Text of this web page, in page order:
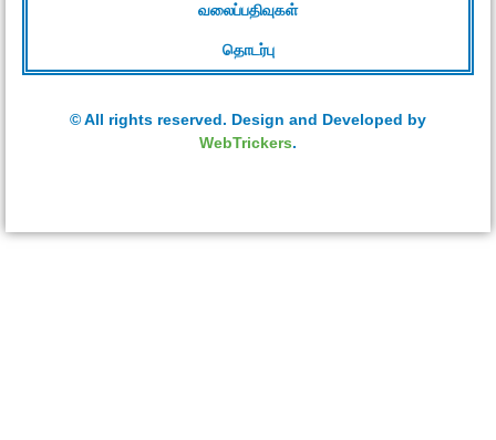
வலைப்பதிவுகள்
தொடர்பு
© All rights reserved. Design and Developed by
WebTrickers.